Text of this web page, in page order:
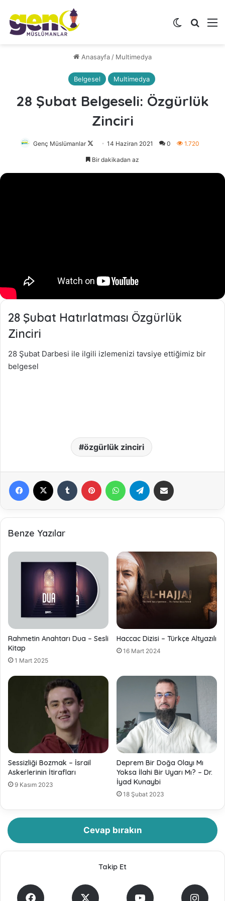
Dış
Anasayfa / Multimedya
Belgesel Multimedya
28 Şubat Belgeseli: Özgürlük
Zinciri
Genç Müslümanlar
Follow
on
14 Haziran 2021 0 1.720
Bir dakikadan az
28 Şubat Hatırlatması Özgürlük
Zinciri
28 Şubat Darbesi ile ilgili izlemenizi tavsiye ettiğimiz bir
belgesel
özgürlük zinciri
Benze Yazılar
Rahmetin Anahtarı Dua – Sesli
Kitap
1 Mart 2025
Haccac Dizisi – Türkçe Altyazılı
16 Mart 2024
Sessizliği Bozmak – İsrail
Askerlerinin İtirafları
9 Kasım 2023
Deprem Bir Doğa Olayı Mı
Yoksa İlahi Bir Uyarı Mı? – Dr.
İyad Kunaybi
18 Şubat 2023
Cevap bırakın
Takip Et